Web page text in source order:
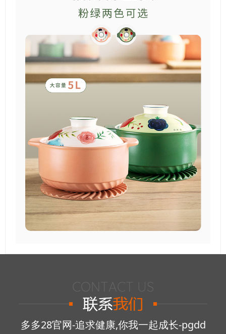
多多28官网-追求健康,你我一起成长-pgdd